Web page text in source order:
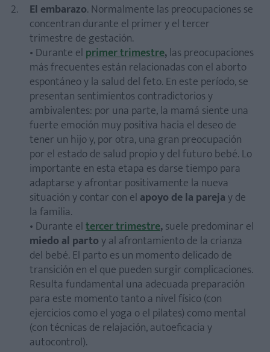
El embarazo. Normalmente las preocupaciones se
concentran durante el primer y el tercer
trimestre de gestación.
• Durante el primer trimestre,las preocupaciones
más frecuentes están relacionadas con el aborto
espontáneo y la salud del feto. En este período, se
presentan sentimientos contradictorios y
ambivalentes: por una parte, la mamá siente una
fuerte emoción muy positiva hacia el deseo de
tener un hijo y, por otra, una gran preocupación
por el estado de salud propio y del futuro bebé. Lo
importante en esta etapa es darse tiempo para
adaptarse y afrontar positivamente la nueva
situación y contar con el apoyo de la parejay de
la familia.
• Durante eltercer trimestre,suele predominar el
miedo al partoy al afrontamiento de la crianza
del bebé. El parto es un momento delicado de
transición en el que pueden surgir complicaciones.
Resulta fundamental una adecuada preparación
para este momento tanto a nivel físico (con
ejercicios como el yoga o el pilates) como mental
(con técnicas de relajación, autoeficacia y
autocontrol).